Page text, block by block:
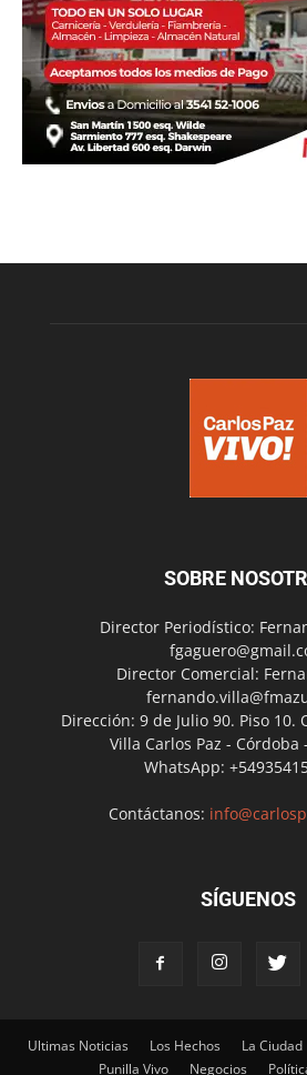
SOBRE
Director Periodístico:
Director Comercial:
Dirección: 9 de Julio 90. Piso 10.
Villa Carlos Paz - Córdoba
WhatsApp:
Contáctanos:
SÍGUENOS
Ultimas Noticias Los Hechos La Ciudad
Punilla Vivo
Negocios